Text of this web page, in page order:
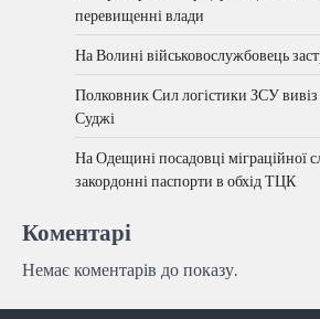
перевищенні влади
На Волині військовослужбовець
Полковник Сил логістики ЗСУ вивіз
Суджі
На Одещині посадовці міграційної
закордонні паспорти в обхід ТЦК
Коментарі
Немає коментарів до показу.